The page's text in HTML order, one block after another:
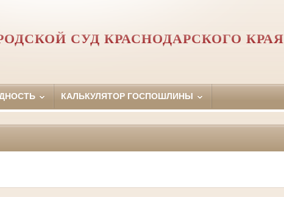
СУД КРАСНОДАРСКОГО КРАЯ
КАЛЬКУЛЯТОР ГОСПОШЛИНЫ